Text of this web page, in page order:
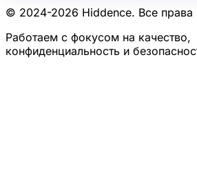
© 2024-2026 Hiddence. Все
Работаем с фокусом на качество,
конфиденциальность и